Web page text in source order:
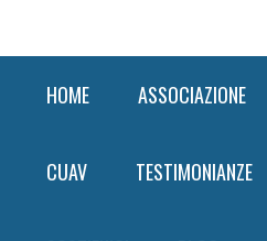
HOME ASSOCIAZIONE
CUAV TESTIMONIANZE